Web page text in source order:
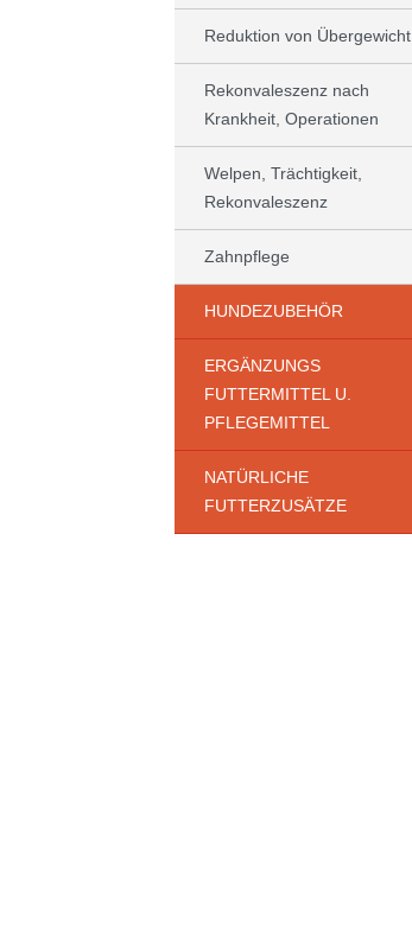
Reduktion von Übergewicht
Rekonvaleszenz nach
Krankheit, Operationen
Welpen, Trächtigkeit,
Rekonvaleszenz
Zahnpflege
HUNDEZUBEHÖR
ERGÄNZUNGS
FUTTERMITTEL U.
PFLEGEMITTEL
NATÜRLICHE
FUTTERZUSÄTZE